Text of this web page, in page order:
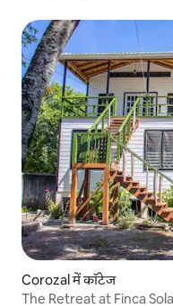
Corozal में कॉटेज
The Retreat at Finca